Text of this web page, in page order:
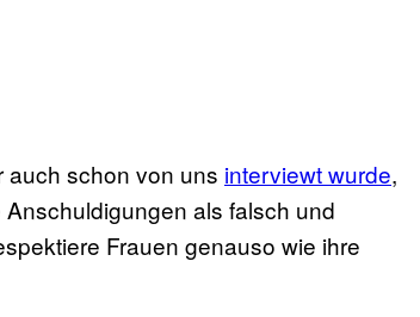
auch schon von uns interviewt wurde,
als falsch und
Frauen genauso wie ihre